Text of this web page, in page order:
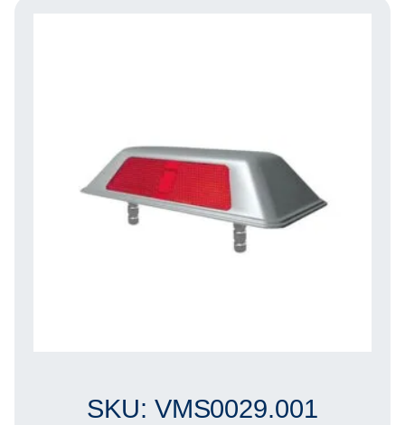
SKU: VMS0029.001